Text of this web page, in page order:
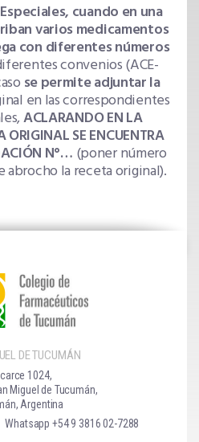
cuando en una
varios medicamentos
con diferentes números
convenios (ACE-
se permite adjuntar la
en las correspondientes
ACLARANDO EN LA
ORIGINAL SE ENCUENTRA
N°… (poner número
abrocho la receta original).
DE TUCUMÁN
1024,
Miguel de Tucumán,
Argentina
Whatsapp +54 9 3816 02-7288